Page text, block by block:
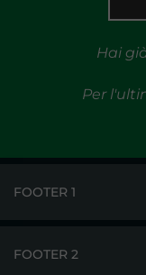
Hai
Per
FOOTER 1
FOOTER 2